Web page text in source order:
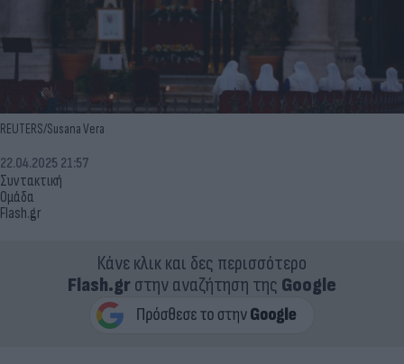
REUTERS/Susana Vera
Συντακτική
Ομάδα
Flash.gr
22.04.2025 21:57
Κάνε κλικ και δες περισσότερο
Flash.grστην αναζήτηση της Google